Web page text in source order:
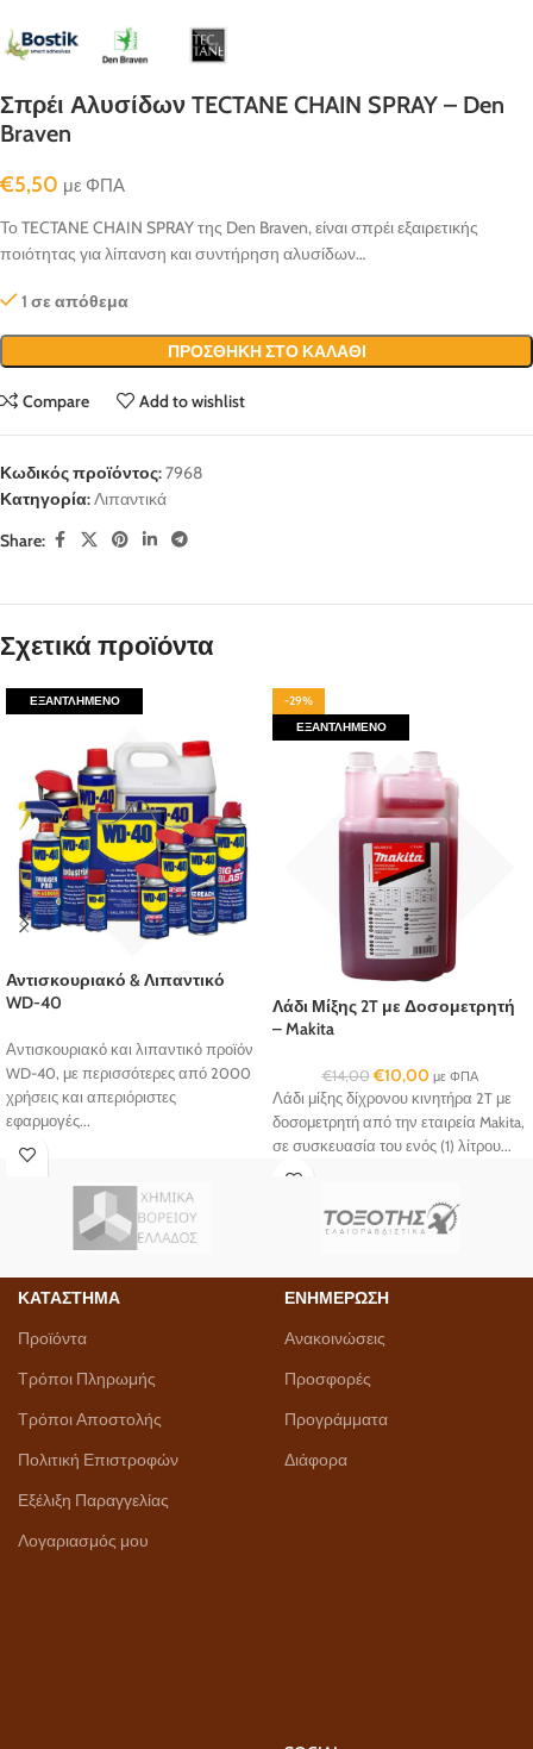
Σπρέι Αλυσίδων TECTANE CHAIN SPRAY – Den
Braven
€5,50 με ΦΠΑ
Το TECTANE CHAIN SPRAY της Den Braven, είναι σπρέι εξαιρετικής
ποιότητας για λίπανση και συντήρηση αλυσίδων…
1 σε απόθεμα
ΠΡΟΣΘΉΚΗ ΣΤΟ ΚΑΛΆΘΙ
Compare Add to wishlist
Κωδικός προϊόντος:7968
Κατηγορία:Λιπαντικά
Share:
Σχετικά προϊόντα
ΕΞΑΝΤΛΗΜΈΝΟ
Αντισκουριακό & Λιπαντικό
WD-40
Αντισκουριακό και λιπαντικό προϊόν
WD-40, με περισσότερες από 2000
χρήσεις και απεριόριστες
εφαρμογές...
-29%
ΕΞΑΝΤΛΗΜΈΝΟ
Λάδι Μίξης 2T με Δοσομετρητή
– Makita
€14,00 €10,00 με ΦΠΑ
Λάδι μίξης δίχρονου κινητήρα 2T με
δοσομετρητή από την εταιρεία Makita,
σε συσκευασία του ενός (1) λίτρου...
ΚΑΤΑΣΤΗΜΑ
Προϊόντα
Τρόποι Πληρωμής
Τρόποι Αποστολής
Πολιτική Επιστροφών
Εξέλιξη Παραγγελίας
Λογαριασμός μου
ΕΝΗΜΕΡΩΣΗ
Ανακοινώσεις
Προσφορές
Προγράμματα
Διάφορα